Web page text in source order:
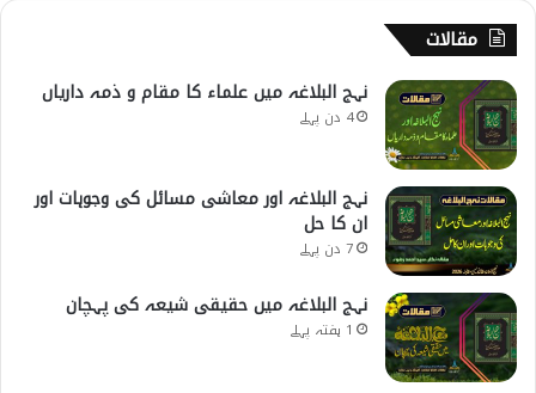
مقالات
نہج البلاغہ میں علماء کا مقام و ذمہ داریاں
4 دن پہلے
نہج البلاغہ اور معاشی مسائل کی وجوہات اور
ان کا حل
7 دن پہلے
نہج البلاغہ میں حقیقی شیعہ کی پہچان
1 ہفتہ پہلے